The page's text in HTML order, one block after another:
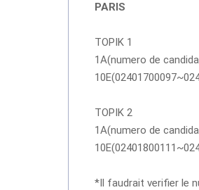
PARIS
TOPIK 1
1A(numero de
TOPIK 2
1A(numero de
*Il faudrait verifier le